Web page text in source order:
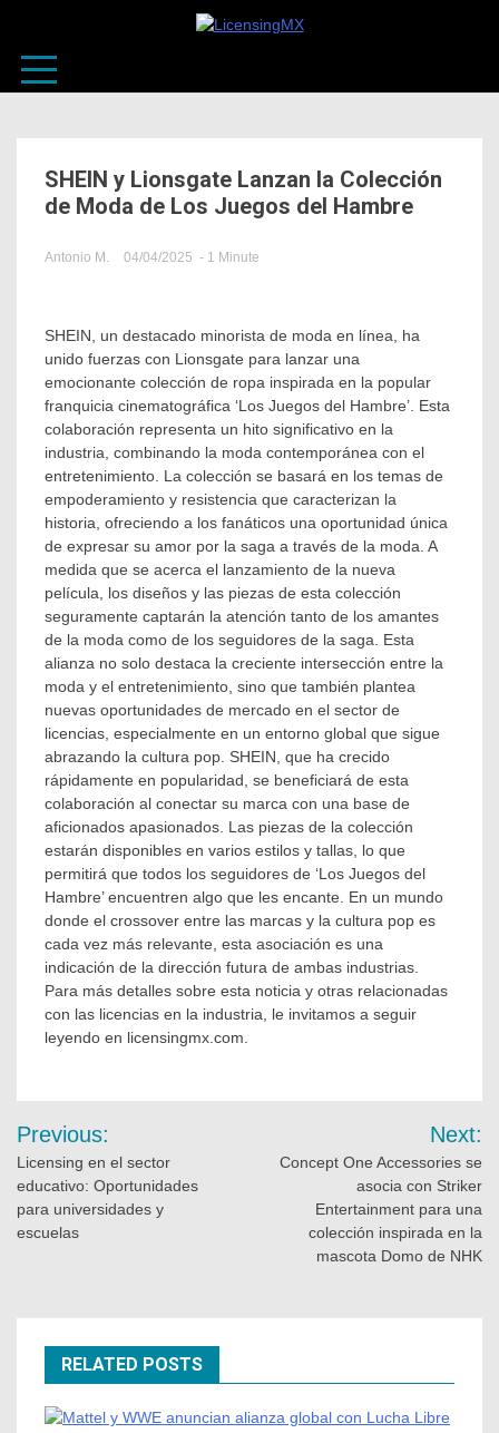
SHEIN y Lionsgate Lanzan la Colección
de Moda de Los Juegos del Hambre
Antonio M.
04/04/2025 - 1 Minute
SHEIN, un destacado minorista de moda en línea, ha
unido fuerzas con Lionsgate para lanzar una
emocionante colección de ropa inspirada en la popular
franquicia cinematográfica ‘Los Juegos del Hambre’. Esta
colaboración representa un hito significativo en la
industria, combinando la moda contemporánea con el
entretenimiento. La colección se basará en los temas de
empoderamiento y resistencia que caracterizan la
historia, ofreciendo a los fanáticos una oportunidad única
de expresar su amor por la saga a través de la moda. A
medida que se acerca el lanzamiento de la nueva
película, los diseños y las piezas de esta colección
seguramente captarán la atención tanto de los amantes
de la moda como de los seguidores de la saga. Esta
alianza no solo destaca la creciente intersección entre la
moda y el entretenimiento, sino que también plantea
nuevas oportunidades de mercado en el sector de
licencias, especialmente en un entorno global que sigue
abrazando la cultura pop. SHEIN, que ha crecido
rápidamente en popularidad, se beneficiará de esta
colaboración al conectar su marca con una base de
aficionados apasionados. Las piezas de la colección
estarán disponibles en varios estilos y tallas, lo que
permitirá que todos los seguidores de ‘Los Juegos del
Hambre’ encuentren algo que les encante. En un mundo
donde el crossover entre las marcas y la cultura pop es
cada vez más relevante, esta asociación es una
indicación de la dirección futura de ambas industrias.
Para más detalles sobre esta noticia y otras relacionadas
con las licencias en la industria, le invitamos a seguir
leyendo en licensingmx.com.
Previous:
Licensing en el sector
educativo: Oportunidades
para universidades y
escuelas
Next:
Concept One Accessories se
asocia con Striker
Entertainment para una
colección inspirada en la
mascota Domo de NHK
RELATED POSTS